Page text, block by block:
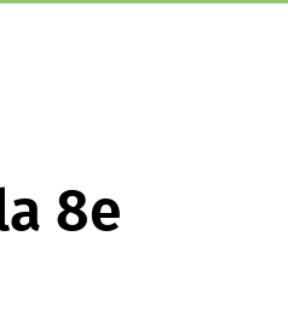
8e